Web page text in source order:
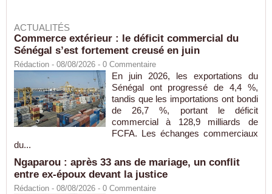
ACTUALITÉS
Commerce extérieur : le déficit commercial du
Sénégal s’est fortement creusé en juin
Rédaction - 08/08/2026 - 0 Commentaire
En juin 2026, les exportations du
Sénégal ont progressé de 4,4 %,
tandis que les importations ont bondi
de 26,7 %, portant le déficit
commercial à 128,9 milliards de
FCFA. Les échanges commerciaux
du...
Ngaparou : après 33 ans de mariage, un conflit
entre ex-époux devant la justice
Rédaction - 08/08/2026 - 0 Commentaire